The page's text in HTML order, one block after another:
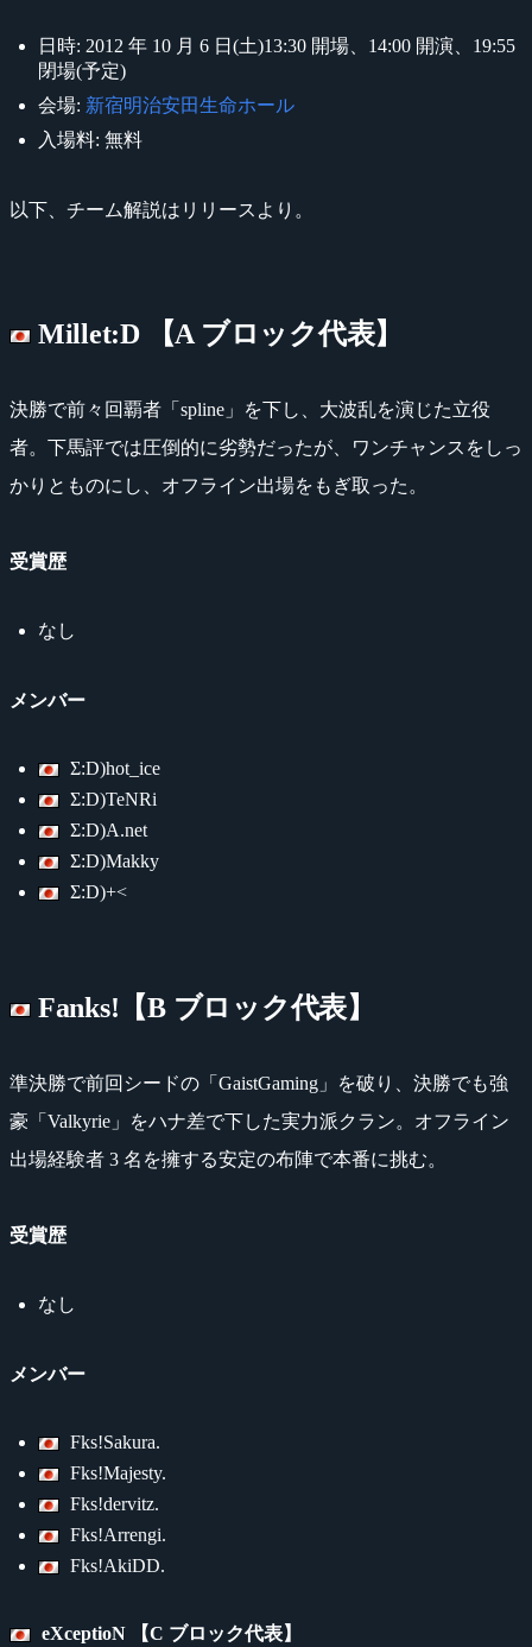
日時: 2012 年 10 月 6 日(土)13:30 開場、14:00 開演、19:55
閉場(予定)
会場: 新宿明治安田生命ホール
入場料: 無料
以下、チーム解説はリリースより。
Millet:D 【A ブロック代表】
決勝で前々回覇者「spline」を下し、大波乱を演じた立役
者。下馬評では圧倒的に劣勢だったが、ワンチャンスをしっ
かりとものにし、オフライン出場をもぎ取った。
受賞歴
なし
メンバー
Σ:D)hot_ice
Σ:D)TeNRi
Σ:D)A.net
Σ:D)Makky
Σ:D)+<
Fanks!【B ブロック代表】
準決勝で前回シードの「GaistGaming」を破り、決勝でも強
豪「Valkyrie」をハナ差で下した実力派クラン。オフライン
出場経験者 3 名を擁する安定の布陣で本番に挑む。
受賞歴
なし
メンバー
Fks!Sakura.
Fks!Majesty.
Fks!dervitz.
Fks!Arrengi.
Fks!AkiDD.
eXceptioN 【C ブロック代表】